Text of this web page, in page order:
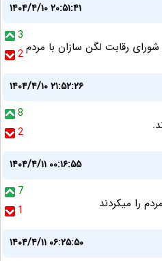
۱۴۰۴/۴/۱۰ ۲۰:۵۱:۴۱
3
2رقابت لگن سازان با مردم
۱۴۰۴/۴/۱۰ ۲۱:۵۲:۲۶
8
2
۱۴۰۴/۴/۱۱ ۰۰:۱۶:۵۵
7
1
را میکردند
۱۴۰۴/۴/۱۱ ۰۶:۲۵:۵۰